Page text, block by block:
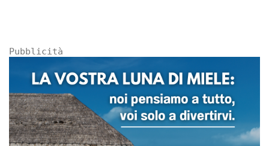
Pubblicità